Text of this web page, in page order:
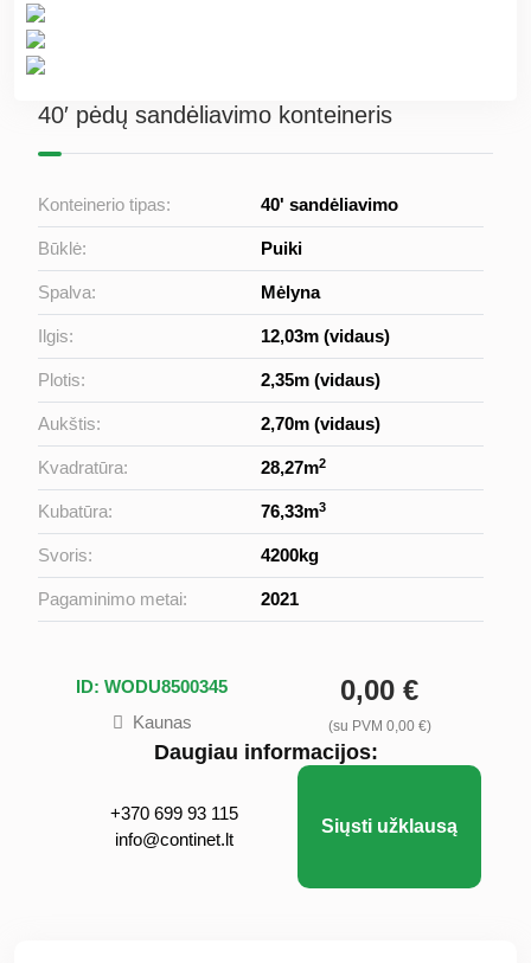
40′ pėdų sandėliavimo konteineris
Konteinerio tipas: 40' sandėliavimo
Būklė: Puiki
Spalva: Mėlyna
Ilgis: 12,03m (vidaus)
Plotis: 2,35m (vidaus)
Aukštis: 2,70m (vidaus)
Kvadratūra: 28,27m2
Kubatūra: 76,33m3
Svoris: 4200kg
Pagaminimo metai: 2021
ID: WODU8500345
Kaunas
0,00 €
(su PVM 0,00 €)
Daugiau informacijos:
+370 699 93 115
info@continet.lt
Siųsti užklausą